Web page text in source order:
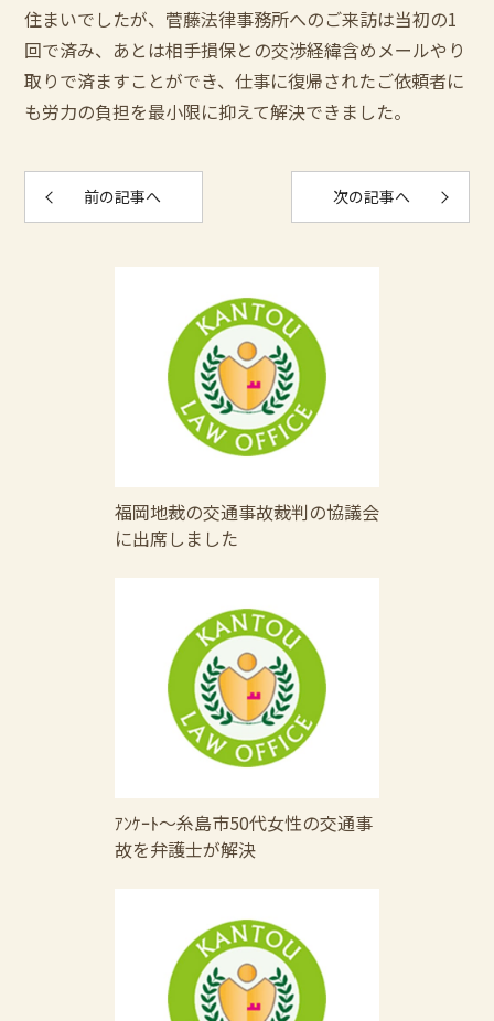
住まいでしたが、菅藤法律事務所へのご来訪は当初の1
回で済み、あとは相手損保との交渉経緯含めメールやり
取りで済ますことができ、仕事に復帰されたご依頼者に
も労力の負担を最小限に抑えて解決できました。
前の記事へ 次の記事へ
福岡地裁の交通事故裁判の協議会
に出席しました
ｱﾝｹｰﾄ～糸島市50代女性の交通事
故を弁護士が解決